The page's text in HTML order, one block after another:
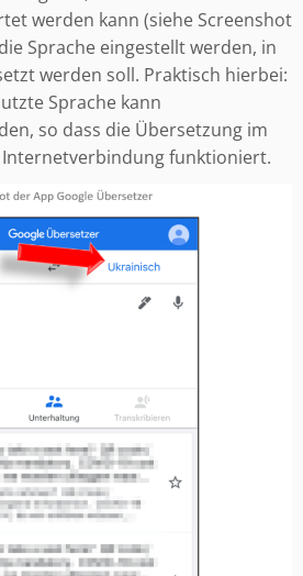
werden kann (siehe Screenshot
Sprache eingestellt werden, in
werden soll. Praktisch hierbei:
Sprache kann
so dass die Übersetzung im
funktioniert.